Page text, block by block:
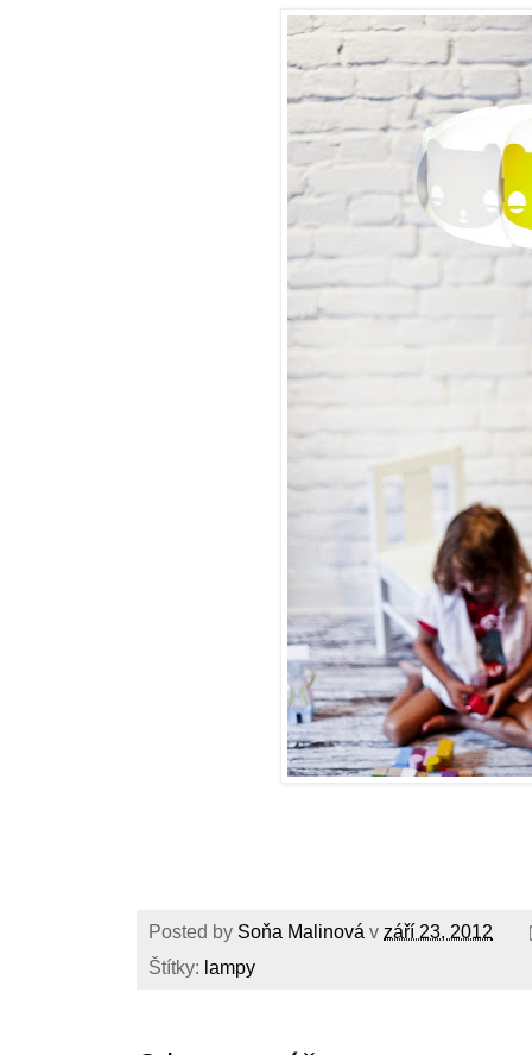
Posted by Soňa Malinová v září 23, 2012
Štítky: lampy